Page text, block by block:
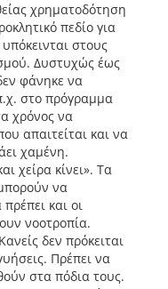
χρηματοδότηση
πεδίο για
υπόκεινται στους
Δυστυχώς έως
φάνηκε να
στο πρόγραμμα
χρόνος να
απαιτείται και να
χαμένη.
χείρα κίνει». Τα
να
και οι
νοοτροπία.
δεν πρόκειται
Πρέπει να
στα πόδια τους.